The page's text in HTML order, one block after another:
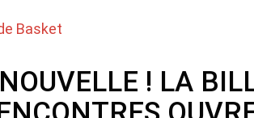
Basket
! LA